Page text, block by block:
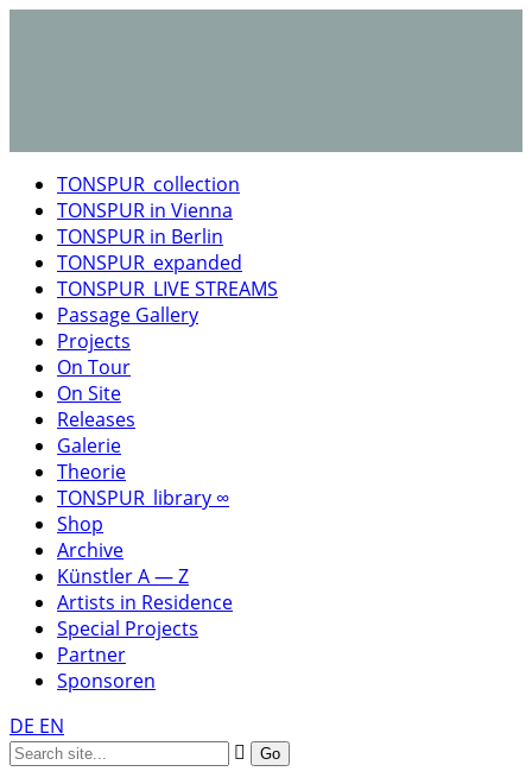
TONSPUR_collection
TONSPUR in Vienna
TONSPUR in Berlin
TONSPUR_expanded
TONSPUR_LIVE STREAMS
Passage Gallery
Projects
On Tour
On Site
Releases
Galerie
Theorie
TONSPUR_library ∞
Shop
Archive
Künstler A — Z
Artists in Residence
Special Projects
Partner
Sponsoren
DE EN